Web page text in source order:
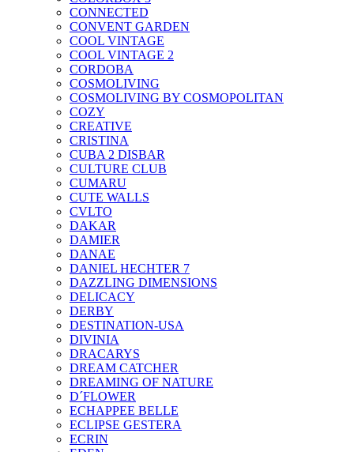
CONNECTED
CONVENT GARDEN
COOL VINTAGE
COOL VINTAGE 2
CORDOBA
COSMOLIVING
COSMOLIVING BY COSMOPOLITAN
COZY
CREATIVE
CRISTINA
CUBA 2 DISBAR
CULTURE CLUB
CUMARU
CUTE WALLS
CVLTO
DAKAR
DAMIER
DANAE
DANIEL HECHTER 7
DAZZLING DIMENSIONS
DELICACY
DERBY
DESTINATION-USA
DIVINIA
DRACARYS
DREAM CATCHER
DREAMING OF NATURE
D´FLOWER
ECHAPPEE BELLE
ECLIPSE GESTERA
ECRIN